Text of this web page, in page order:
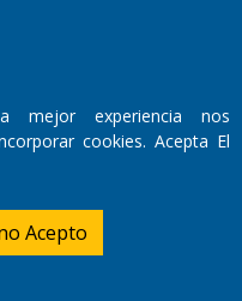
mejor experiencia nos
cookies. Acepta El
Acepto